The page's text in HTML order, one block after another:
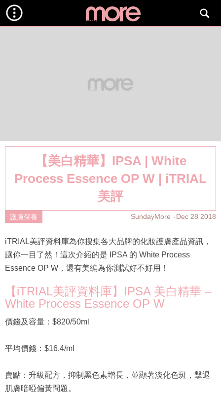
【美白精華】IPSA | White
Process Essence OP W | iTRIAL
美評
護膚保養 SundayMore Dec 28 2018
iTRIAL美評資料庫為你搜集各大品牌的化妝護膚產品資訊，
讓你一目了然！這次介紹的是 IPSA 的 White Process
Essence OP W，還有美編為你測試好不好用！
【iTRIAL美評資料庫】IPSA 美白精華 –
White Process Essence OP W
價錢及容量：$820/50ml
平均價錢：$16.4/ml
賣點：升級配方，抑制黑色素增長，並顯著淡化色斑，擊退
肌膚暗啞偏黃問題。